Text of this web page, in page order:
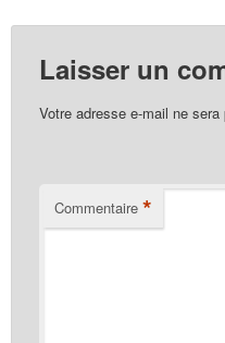
Laisser un
Votre adresse e-mail ne sera
Commentaire *